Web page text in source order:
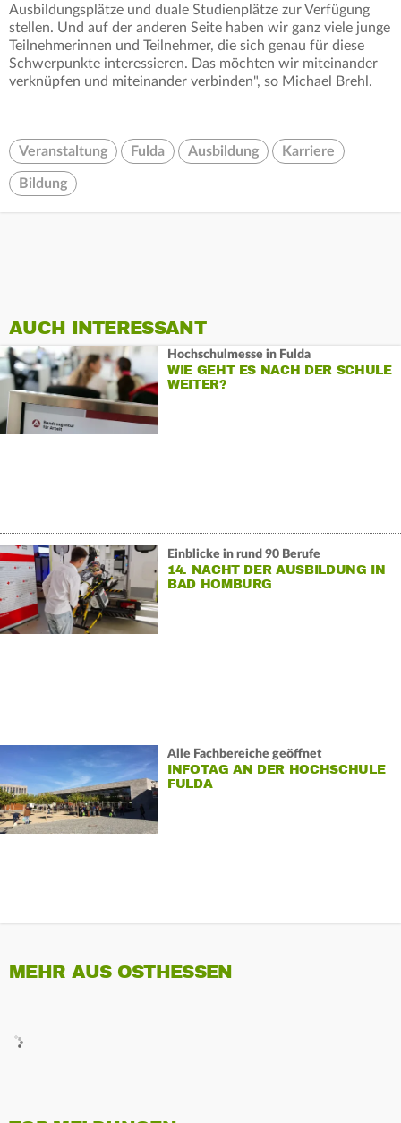
Ausbildungsplätze und duale Studienplätze zur Verfügung
stellen. Und auf der anderen Seite haben wir ganz viele junge
Teilnehmerinnen und Teilnehmer, die sich genau für diese
Schwerpunkte interessieren. Das möchten wir miteinander
verknüpfen und miteinander verbinden", so Michael Brehl.
Veranstaltung Fulda Ausbildung Karriere
Bildung
AUCH INTERESSANT
Hochschulmesse in Fulda
WIE GEHT ES NACH DER SCHULE
WEITER?
Einblicke in rund 90 Berufe
14. NACHT DER AUSBILDUNG IN
BAD HOMBURG
Alle Fachbereiche geöffnet
INFOTAG AN DER HOCHSCHULE
FULDA
MEHR AUS OSTHESSEN